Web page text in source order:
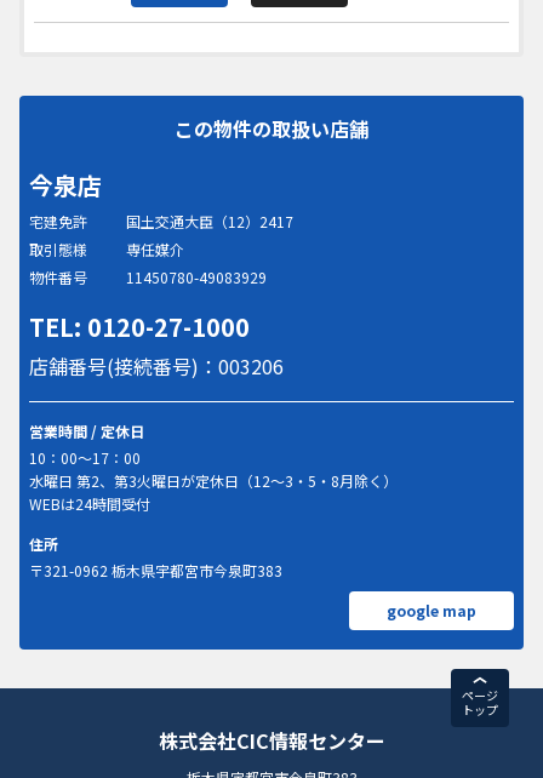
この物件の取扱い店舗
今泉店
宅建免許
国土交通大臣（12）2417
取引態様
専任媒介
物件番号
11450780-49083929
TEL: 0120-27-1000
店舗番号(接続番号)：003206
営業時間 / 定休日
10：00～17：00
水曜日 第2、第3火曜日が定休日（12～3・5・8月除く）
WEBは24時間受付
住所
〒321-0962 栃木県宇都宮市今泉町383
google map
ページ
トップ
株式会社CIC情報センター